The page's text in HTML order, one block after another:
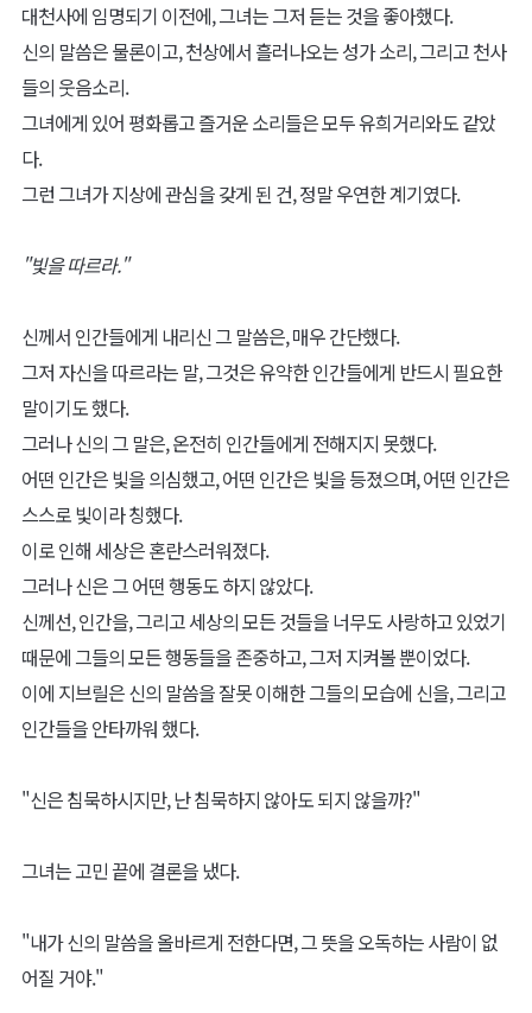
대천사에 임명되기 이전에, 그녀는 그저 듣는 것을 좋아했다.
신의 말씀은 물론이고, 천상에서 흘러나오는 성가 소리, 그리고 천사
들의 웃음소리.
그녀에게 있어 평화롭고 즐거운 소리들은 모두 유희거리와도 같았
다.
그런 그녀가 지상에 관심을 갖게 된 건, 정말 우연한 계기였다.
"빛을 따르라."
신께서 인간들에게 내리신 그 말씀은, 매우 간단했다.
그저 자신을 따르라는 말, 그것은 유약한 인간들에게 반드시 필요한
말이기도 했다.
그러나 신의 그 말은, 온전히 인간들에게 전해지지 못했다.
어떤 인간은 빛을 의심했고, 어떤 인간은 빛을 등졌으며, 어떤 인간은
스스로 빛이라 칭했다.
이로 인해 세상은 혼란스러워졌다.
그러나 신은 그 어떤 행동도 하지 않았다.
신께선, 인간을, 그리고 세상의 모든 것들을 너무도 사랑하고 있었기
때문에 그들의 모든 행동들을 존중하고, 그저 지켜볼 뿐이었다.
이에 지브릴은 신의 말씀을 잘못 이해한 그들의 모습에 신을, 그리고
인간들을 안타까워 했다.
"신은 침묵하시지만, 난 침묵하지 않아도 되지 않을까?"
그녀는 고민 끝에 결론을 냈다.
"내가 신의 말씀을 올바르게 전한다면, 그 뜻을 오독하는 사람이 없
어질 거야."